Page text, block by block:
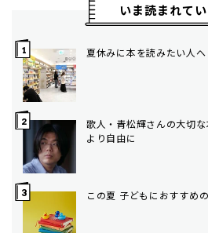
いま読まれて
夏休みに本を読みたい人
歌人・青松輝さんの大切
より自由に
この夏 子どもにおすすめ